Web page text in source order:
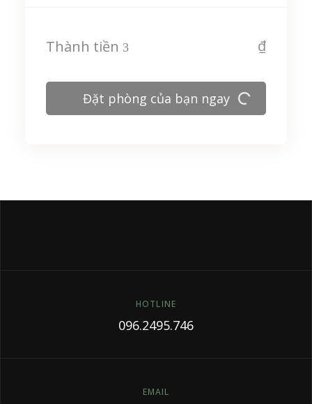
Thành tiền ₫
Đặt phòng của bạn ngay
HOTLINE
096.2495.746
EMAIL